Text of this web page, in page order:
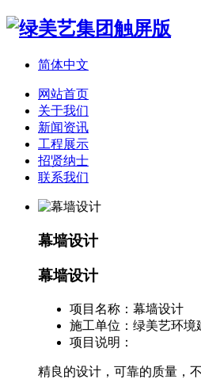
简体中文
网站首页
关于我们
新闻资讯
工程展示
招贤纳士
联系我们
幕墙设计
幕墙设计
项目名称： 幕墙设计
施工单位： 绿美艺环境
项目说明：
精良的设计，可靠的质量，